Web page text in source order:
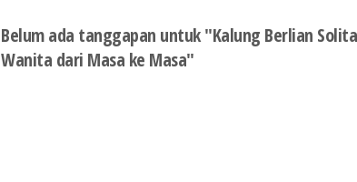
Belum ada tanggapan untuk "Kalung Berlian
Wanita dari Masa ke Masa"